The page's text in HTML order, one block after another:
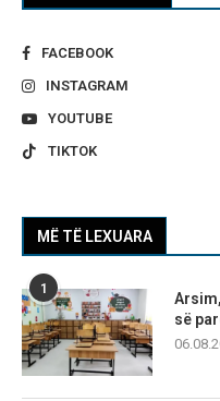
FACEBOOK
INSTAGRAM
YOUTUBE
TIKTOK
MË TË LEXUARA
1
së